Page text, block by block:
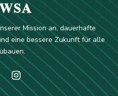
Mission an, dauerhafte
eine bessere Zukunft für alle